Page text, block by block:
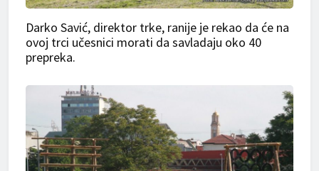
Darko Savić, direktor trke, ranije je rekao da će na
ovoj trci učesnici morati da savladaju oko 40
prepreka.